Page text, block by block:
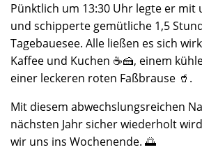
Pünktlich um 13:30 Uhr legte er mit
und schipperte gemütliche 1,5
Tagebauesee. Alle ließen es sich
Kaffee und Kuchen ☕🍰, einem
einer leckeren roten Faßbrause 🥤.
Mit diesem abwechslungsreichen
nächsten Jahr sicher wiederholt
wir uns ins Wochenende. 🌅